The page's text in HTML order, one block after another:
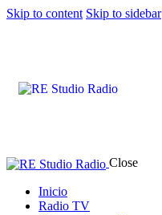
Skip to content Skip to sidebar
Close
Inicio
Radio TV